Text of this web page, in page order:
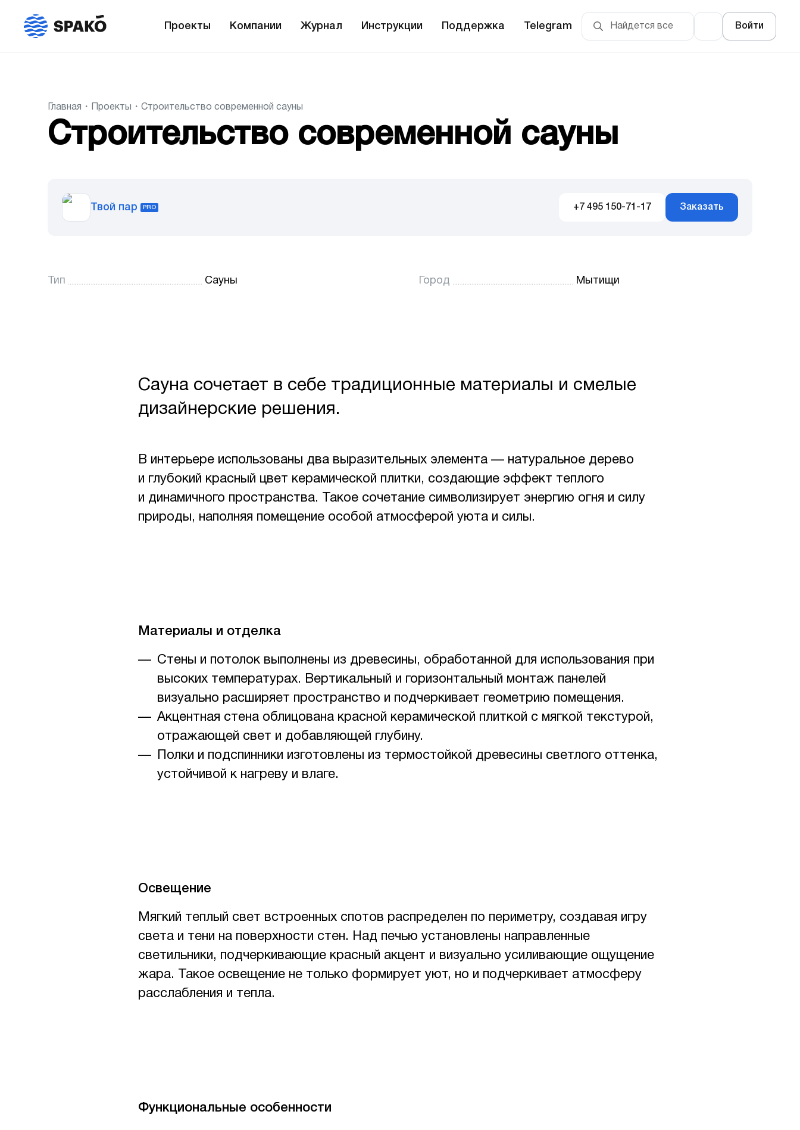
Проекты Компании Журнал Инструкции Поддержка Telegram Войти
Главная Проекты Строительство современной сауны
Строительство современной сауны
Твой пар PRO +7 495 150-71-17 Заказать
Тип Сауны Город Мытищи
Сауна сочетает в себе традиционные материалы и смелые
дизайнерские решения.
В интерьере использованы два выразительных элемента — натуральное дерево
и глубокий красный цвет керамической плитки, создающие эффект теплого
и динамичного пространства. Такое сочетание символизирует энергию огня и силу
природы, наполняя помещение особой атмосферой уюта и силы.
Материалы и отделка
Стены и потолок выполнены из древесины, обработанной для использования при
высоких температурах. Вертикальный и горизонтальный монтаж панелей
визуально расширяет пространство и подчеркивает геометрию помещения.
Акцентная стена облицована красной керамической плиткой с мягкой текстурой,
отражающей свет и добавляющей глубину.
Полки и подспинники изготовлены из термостойкой древесины светлого оттенка,
устойчивой к нагреву и влаге.
Освещение
Мягкий теплый свет встроенных спотов распределен по периметру, создавая игру
света и тени на поверхности стен. Над печью установлены направленные
светильники, подчеркивающие красный акцент и визуально усиливающие ощущение
жара. Такое освещение не только формирует уют, но и подчеркивает атмосферу
расслабления и тепла.
Функциональные особенности